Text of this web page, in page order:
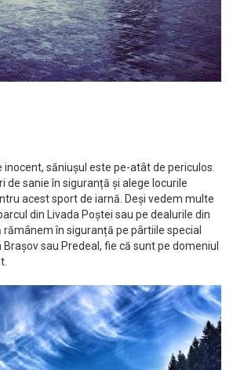
inocent, săniușul este pe-atât de periculos.
de sanie în siguranță și alege locurile
acest sport de iarnă. Deși vedem multe
din Livada Poștei sau pe dealurile din
rămânem în siguranță pe pârtiile special
sau Predeal, fie că sunt pe domeniul